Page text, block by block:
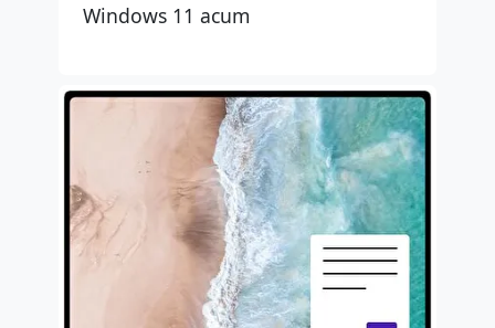
Windows 11 acum